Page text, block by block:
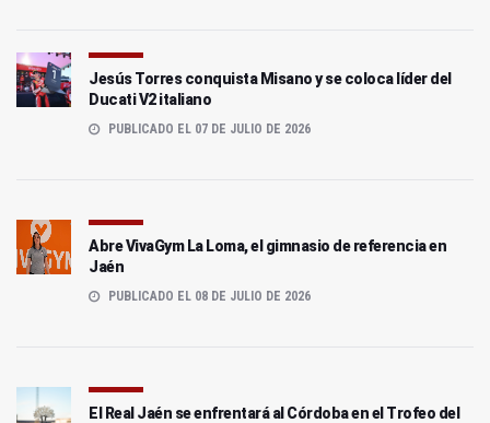
Jesús Torres conquista Misano y se coloca líder del
Ducati V2 italiano
PUBLICADO EL 07 DE JULIO DE 2026
Abre VivaGym La Loma, el gimnasio de referencia en
Jaén
PUBLICADO EL 08 DE JULIO DE 2026
El Real Jaén se enfrentará al Córdoba en el Trofeo del